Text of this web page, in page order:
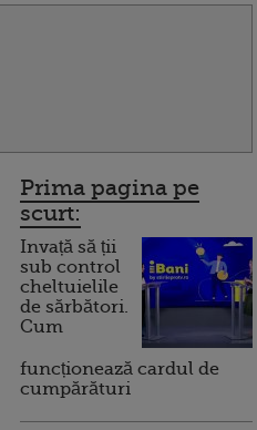
Prima pagina pe
scurt:
Invață să ții
sub control
cheltuielile
de sărbători.
Cum
funcționează cardul de
cumpărături